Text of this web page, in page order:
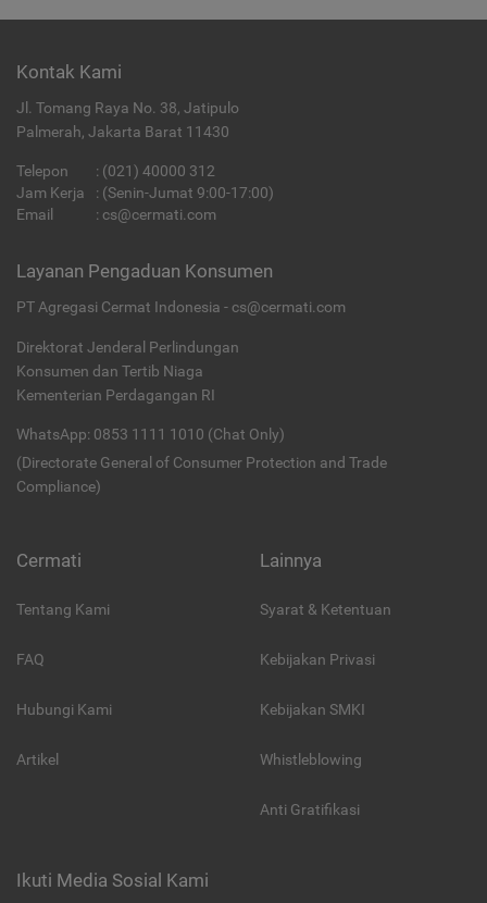
Kontak Kami
Jl. Tomang Raya No. 38, Jatipulo
Palmerah, Jakarta Barat 11430
Telepon : (021) 40000 312
Jam Kerja
: (Senin-Jumat 9:00-17:00)
Email
: cs@cermati.com
Layanan Pengaduan Konsumen
PT Agregasi Cermat Indonesia - cs@cermati.com
Direktorat Jenderal Perlindungan
Konsumen dan Tertib Niaga
Kementerian Perdagangan RI
WhatsApp: 0853 1111 1010 (Chat Only)
(Directorate General of Consumer Protection and Trade
Compliance)
Cermati
Tentang Kami
FAQ
Hubungi Kami
Artikel
Lainnya
Syarat & Ketentuan
Kebijakan Privasi
Kebijakan SMKI
Whistleblowing
Anti Gratifikasi
Ikuti Media Sosial Kami